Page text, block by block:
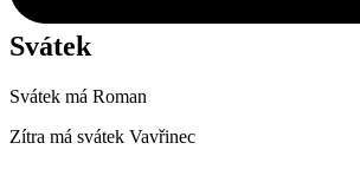
Svátek
Svátek má Roman
Zítra má svátek Vavřinec